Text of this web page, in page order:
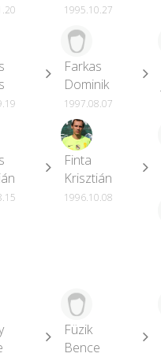
1995.10.27
Farkas
Dominik
1997.08.07
Finta
Krisztián
1996.10.08
Füzik
Bence